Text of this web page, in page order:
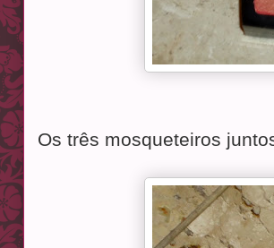
Os três mosqueteiros